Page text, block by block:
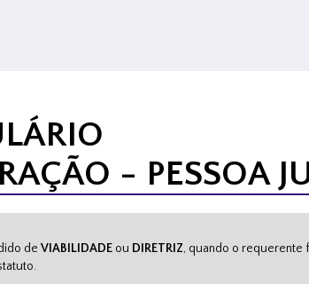
- PESSOA
de VIABILIDADE ou DIRETRIZ, quando o requerente